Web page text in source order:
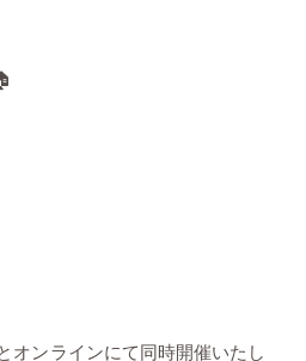
オンラインにて同時開催いたし